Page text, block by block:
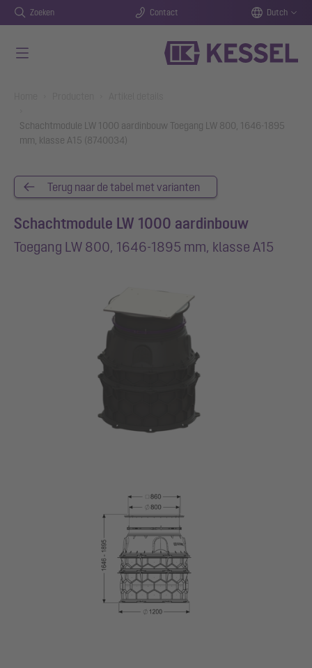
Zoeken Contact Dutch
Schachtmodule LW 1000 aardinbouw Toegang LW 800, 1646-1895
mm, klasse A15 (8740034)
Terug naar de tabel met varianten
Schachtmodule LW 1000 aardinbouw
Toegang LW 800, 1646-1895 mm, klasse A15